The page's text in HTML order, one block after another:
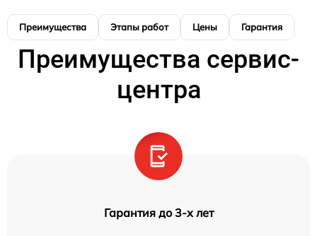
Преимущества Этапы работ Цены Гарантия
Преимущества сервис-
центра
Гарантия до 3-х лет